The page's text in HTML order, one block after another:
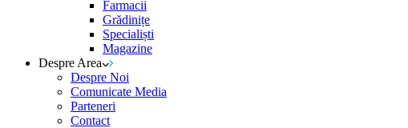
Farmacii
Grădinițe
Specialiști
Magazine
Despre Area
Despre Noi
Comunicate Media
Parteneri
Contact